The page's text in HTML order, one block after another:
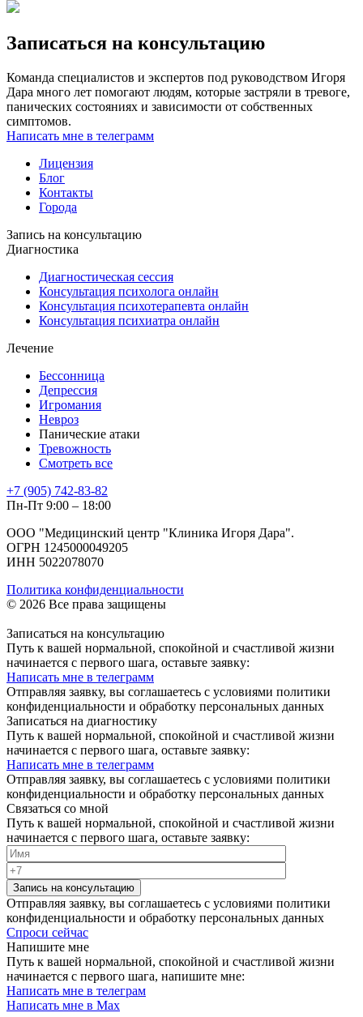
Записаться на консультацию
Команда специалистов и экспертов под руководством Игоря
Дара много лет помогают людям, которые застряли в тревоге,
панических состояниях и зависимости от собственных
симптомов.
Написать мне в телеграмм
Лицензия
Блог
Контакты
Города
Запись на консультацию
Диагностика
Диагностическая сессия
Консультация психолога онлайн
Консультация психотерапевта онлайн
Консультация психиатра онлайн
Лечение
Бессонница
Депрессия
Игромания
Невроз
Панические атаки
Тревожность
Смотреть все
+7 (905) 742-83-82
Пн-Пт 9:00 – 18:00
ООО "Медицинский центр "Клиника Игоря Дара".
ОГРН 1245000049205
ИНН 5022078070
Политика конфиденциальности
© 2026 Все права защищены
Записаться на консультацию
Путь к вашей нормальной, спокойной и счастливой жизни
начинается с первого шага, оставьте заявку:
Написать мне в телеграмм
Отправляя заявку, вы соглашаетесь с условиями политики
конфиденциальности и обработку персональных данных
Записаться на диагностику
Путь к вашей нормальной, спокойной и счастливой жизни
начинается с первого шага, оставьте заявку:
Написать мне в телеграмм
Отправляя заявку, вы соглашаетесь с условиями политики
конфиденциальности и обработку персональных данных
Связаться со мной
Путь к вашей нормальной, спокойной и счастливой жизни
начинается с первого шага, оставьте заявку:
Запись на консультацию
Отправляя заявку, вы соглашаетесь с условиями политики
конфиденциальности и обработку персональных данных
Спроси сейчас
Напишите мне
Путь к вашей нормальной, спокойной и счастливой жизни
начинается с первого шага, напишите мне:
Написать мне в телеграм
Написать мне в Max